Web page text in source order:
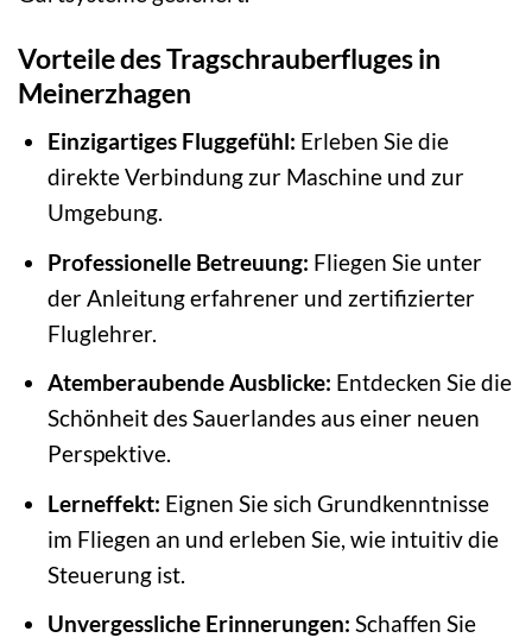
Vorteile des Tragschrauberfluges in
Meinerzhagen
Einzigartiges Fluggefühl: Erleben Sie die
direkte Verbindung zur Maschine und zur
Umgebung.
Professionelle Betreuung: Fliegen Sie unter
der Anleitung erfahrener und zertifizierter
Fluglehrer.
Atemberaubende Ausblicke: Entdecken Sie die
Schönheit des Sauerlandes aus einer neuen
Perspektive.
Lerneffekt: Eignen Sie sich Grundkenntnisse
im Fliegen an und erleben Sie, wie intuitiv die
Steuerung ist.
Unvergessliche Erinnerungen: Schaffen Sie